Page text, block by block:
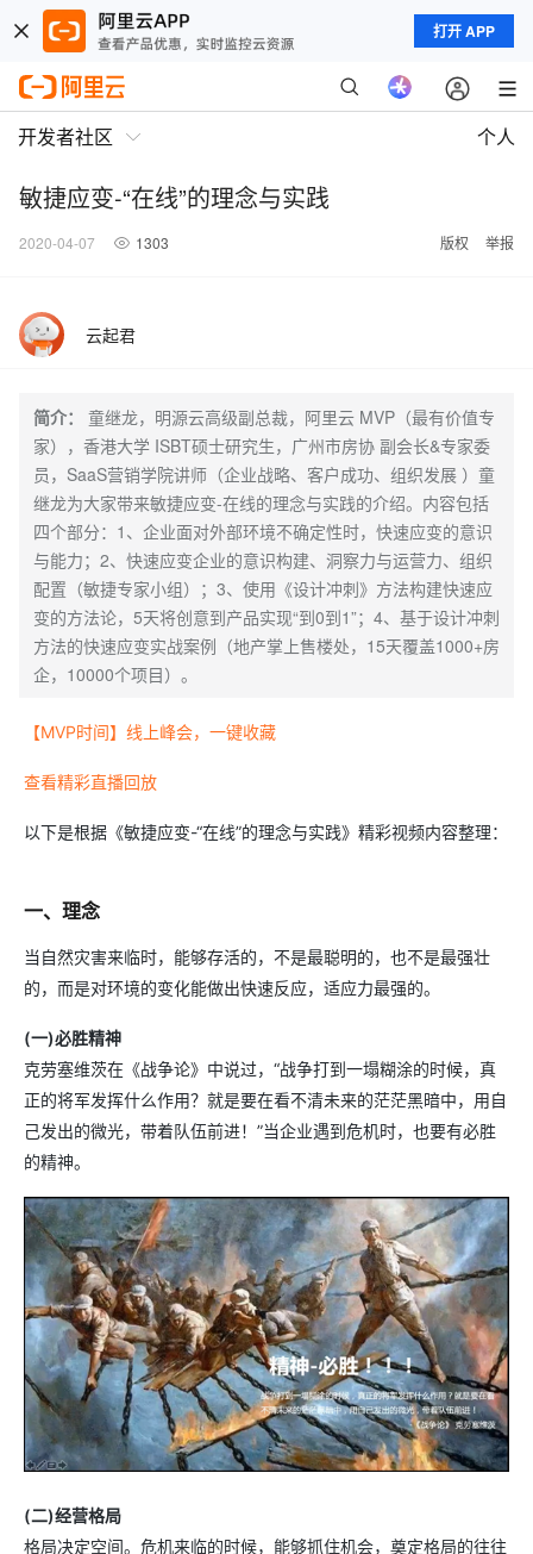
打开 APP
开发者社区 个人
敏捷应变-“在线”的理念与实践
2020-04-07 1303 版权 举报
云起君
简介：
童继龙，明源云高级副总裁，阿里云 MVP（最有价值专
家），香港大学 ISBT硕士研究生，广州市房协 副会长&专家委
员，SaaS营销学院讲师（企业战略、客户成功、组织发展 ）童
继龙为大家带来敏捷应变-在线的理念与实践的介绍。内容包括
四个部分：1、企业面对外部环境不确定性时，快速应变的意识
与能力；2、快速应变企业的意识构建、洞察力与运营力、组织
配置（敏捷专家小组）；3、使用《设计冲刺》方法构建快速应
变的方法论，5天将创意到产品实现“到0到1”；4、基于设计冲刺
方法的快速应变实战案例（地产掌上售楼处，15天覆盖1000+房
企，10000个项目）。
【MVP时间】线上峰会，一键收藏
查看精彩直播回放
以下是根据《敏捷应变-“在线”的理念与实践》精彩视频内容整理：
一、理念
当自然灾害来临时，能够存活的，不是最聪明的，也不是最强壮
的，而是对环境的变化能做出快速反应，适应力最强的。
(一)必胜精神
克劳塞维茨在《战争论》中说过，“战争打到一塌糊涂的时候，真
正的将军发挥什么作用？就是要在看不清未来的茫茫黑暗中，用自
己发出的微光，带着队伍前进！”当企业遇到危机时，也要有必胜
的精神。
(二)经营格局
格局决定空间。危机来临的时候，能够抓住机会，奠定格局的往往